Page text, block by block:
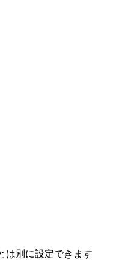
は別に設定できます